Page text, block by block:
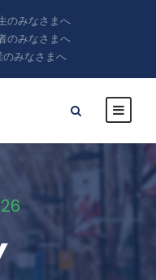
のみなさまへ
のみなさまへ
のみなさまへ